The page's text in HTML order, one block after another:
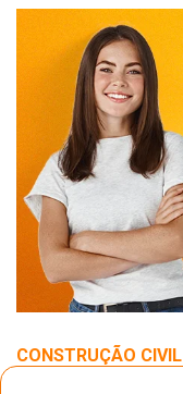
CONSTRUÇÃO CIVIL